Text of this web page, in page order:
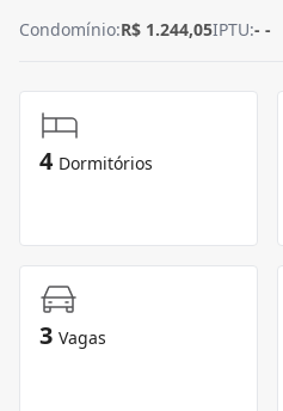
Condomínio:R$ 1.244,05IPTU:- -
4 Dormitórios
3 Vagas